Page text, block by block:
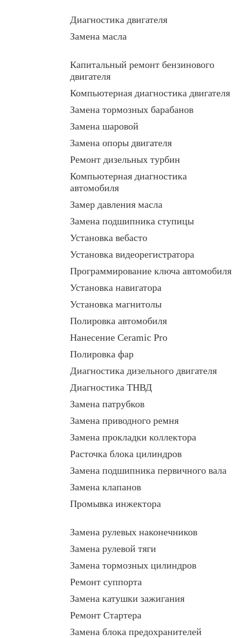
Диагностика двигателя
Замена масла
Капитальный ремонт бензинового
двигателя
Компьютерная диагностика двигателя
Замена тормозных барабанов
Замена шаровой
Замена опоры двигателя
Ремонт дизельных турбин
Компьютерная диагностика
автомобиля
Замер давления масла
Замена подшипника ступицы
Установка вебасто
Установка видеорегистратора
Программирование ключа автомобиля
Установка навигатора
Установка магнитолы
Полировка автомобиля
Нанесение Ceramic Pro
Полировка фар
Диагностика дизельного двигателя
Диагностика ТНВД
Замена патрубков
Замена приводного ремня
Замена прокладки коллектора
Расточка блока цилиндров
Замена подшипника первичного вала
Замена клапанов
Промывка инжектора
Замена рулевых наконечников
Замена рулевой тяги
Замена тормозных цилиндров
Ремонт суппорта
Замена катушки зажигания
Ремонт Стартера
Замена блока предохранителей